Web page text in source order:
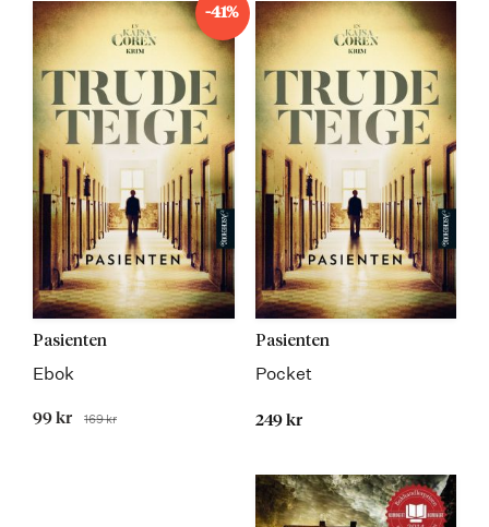
-41%
Pasienten
Ebok
Tilbudspris
99 kr Før
169 kr
Pasienten
Pocket
249 kr